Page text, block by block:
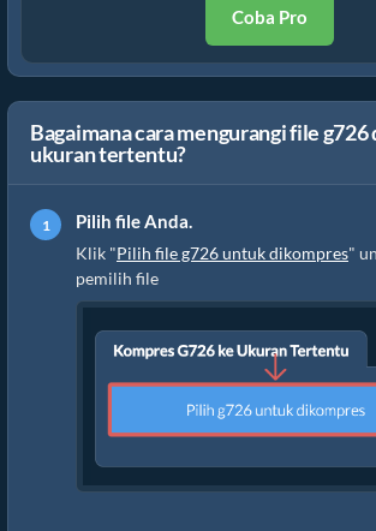
Coba Pro
Bagaimana cara mengurangi file g726
ukuran tertentu?
Pilih file Anda.
Klik "Pilih file g726 untuk dikompres"
pemilih file